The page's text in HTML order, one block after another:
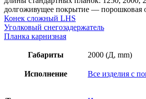
металла
0,7
мм,
покрытие
(порошок)
долгоживущее покрытие — порошковая
Конек сложный LHS
Уголковый снегозадержатель
Планка карнизная
Габариты 2000 (Д, mm)
Исполнение Все изделия с